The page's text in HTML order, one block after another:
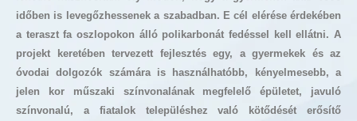
időben is levegőzhessenek a szabadban. E cél elérése érdekében
a teraszt fa oszlopokon álló polikarbonát fedéssel kell ellátni. A
projekt keretében tervezett fejlesztés egy, a gyermekek és az
óvodai dolgozók számára is használhatóbb, kényelmesebb, a
jelen kor műszaki színvonalának megfelelő épületet, javuló
színvonalú, a fiatalok településhez való kötődését erősítő